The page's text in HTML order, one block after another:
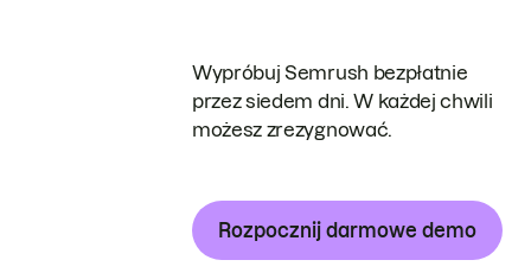
Wypróbuj Semrush bezpłatnie
przez siedem dni. W każdej chwili
możesz zrezygnować.
Rozpocznij darmowe demo